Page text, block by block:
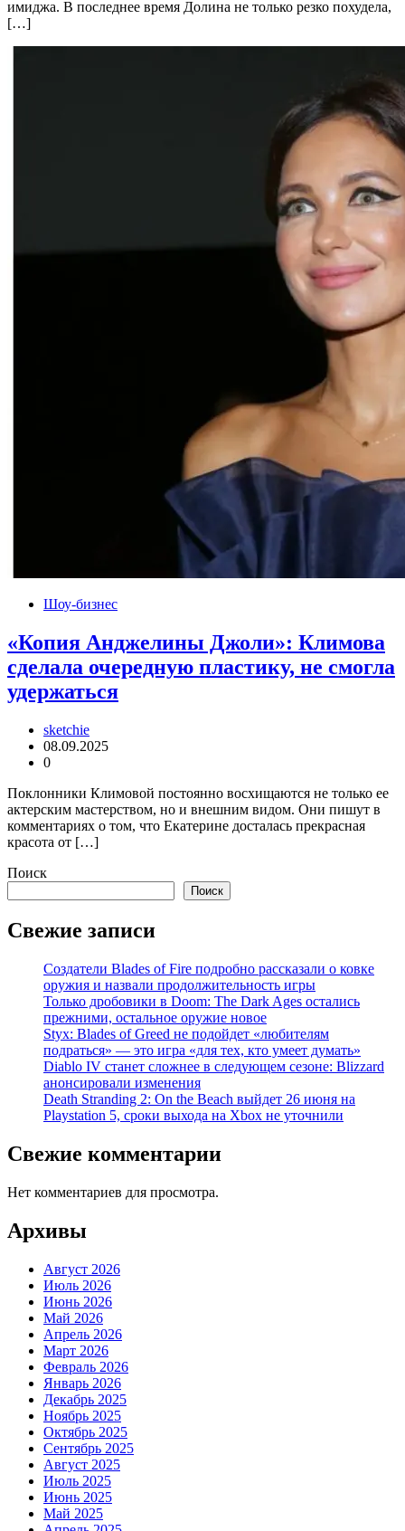
имиджа. В последнее время Долина не только резко похудела,
[…]
Шоу-бизнес
«Копия Анджелины Джоли»: Климова
сделала очередную пластику, не смогла
удержаться
sketchie
08.09.2025
0
Поклонники Климовой постоянно восхищаются не только ее
актерским мастерством, но и внешним видом. Они пишут в
комментариях о том, что Екатерине досталась прекрасная
красота от […]
Поиск
Поиск
Свежие записи
Создатели Blades of Fire подробно рассказали о ковке
оружия и назвали продолжительность игры
Только дробовики в Doom: The Dark Ages остались
прежними, остальное оружие новое
Styx: Blades of Greed не подойдет «любителям
подраться» — это игра «для тех, кто умеет думать»
Diablo IV станет сложнее в следующем сезоне: Blizzard
анонсировали изменения
Death Stranding 2: On the Beach выйдет 26 июня на
Playstation 5, сроки выхода на Xbox не уточнили
Свежие комментарии
Нет комментариев для просмотра.
Архивы
Август 2026
Июль 2026
Июнь 2026
Май 2026
Апрель 2026
Март 2026
Февраль 2026
Январь 2026
Декабрь 2025
Ноябрь 2025
Октябрь 2025
Сентябрь 2025
Август 2025
Июль 2025
Июнь 2025
Май 2025